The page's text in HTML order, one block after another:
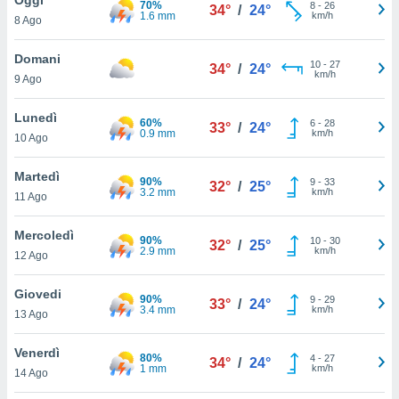
è
al sito
di
ci
di
il
un
la
nella
8 Ago
70%
1.6 mm
34° / 24° 8- 26
km/h
Domani
9 Ago
34° / 24° 10- 27
km/h
Lunedì
10 Ago
60%
0.9 mm
33° / 24° 6- 28
km/h
Martedì
11 Ago
90%
3.2 mm
32° / 25° 9- 33
km/h
Mercoledì
12 Ago
90%
2.9 mm
32° / 25° 10- 30
km/h
Giovedi
13 Ago
90%
3.4 mm
33° / 24° 9- 29
km/h
Venerdì
14 Ago
80%
1 mm
34° / 24° 4- 27
km/h